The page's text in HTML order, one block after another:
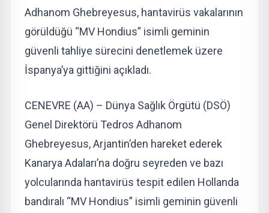
Adhanom Ghebreyesus, hantavirüs vakalarının
görüldüğü “MV Hondius” isimli geminin
güvenli tahliye sürecini denetlemek üzere
İspanya’ya gittiğini açıkladı.
CENEVRE (AA) – Dünya Sağlık Örgütü (DSÖ)
Genel Direktörü Tedros Adhanom
Ghebreyesus, Arjantin’den hareket ederek
Kanarya Adaları’na doğru seyreden ve bazı
yolcularında hantavirüs tespit edilen Hollanda
bandıralı “MV Hondius” isimli geminin güvenli